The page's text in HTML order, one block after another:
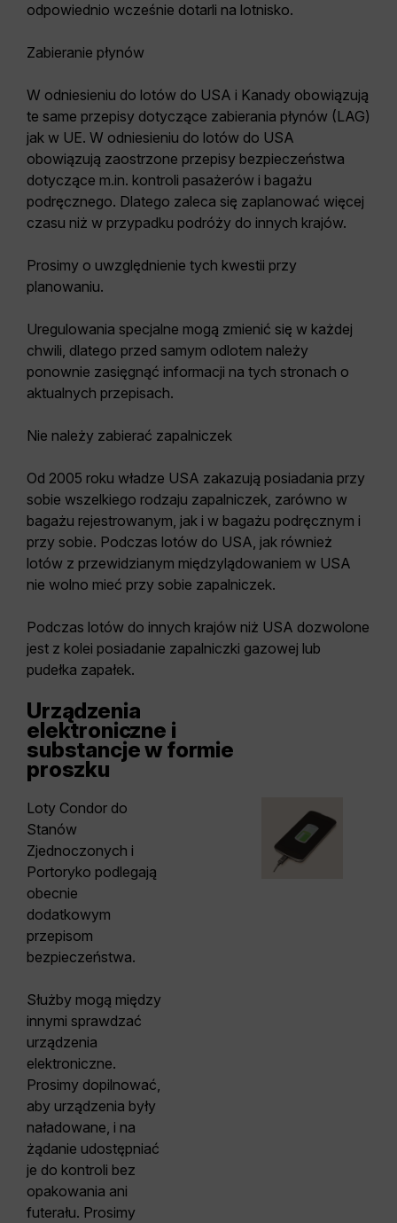
odpowiednio wcześnie dotarli na lotnisko.
Zabieranie płynów
W odniesieniu do lotów do USA i Kanady obowiązują
te same przepisy dotyczące zabierania płynów (LAG)
jak w UE. W odniesieniu do lotów do USA
obowiązują zaostrzone przepisy bezpieczeństwa
dotyczące m.in. kontroli pasażerów i bagażu
podręcznego. Dlatego zaleca się zaplanować więcej
czasu niż w przypadku podróży do innych krajów.
Prosimy o uwzględnienie tych kwestii przy
planowaniu.
Uregulowania specjalne mogą zmienić się w każdej
chwili, dlatego przed samym odlotem należy
ponownie zasięgnąć informacji na tych stronach o
aktualnych przepisach.
Nie należy zabierać zapalniczek
Od 2005 roku władze USA zakazują posiadania przy
sobie wszelkiego rodzaju zapalniczek, zarówno w
bagażu rejestrowanym, jak i w bagażu podręcznym i
przy sobie. Podczas lotów do USA, jak również
lotów z przewidzianym międzylądowaniem w USA
nie wolno mieć przy sobie zapalniczek.
Podczas lotów do innych krajów niż USA dozwolone
jest z kolei posiadanie zapalniczki gazowej lub
pudełka zapałek.
Urządzenia
elektroniczne i
substancje w formie
proszku
Loty Condor do
Stanów
Zjednoczonych i
Portoryko podlegają
obecnie
dodatkowym
przepisom
bezpieczeństwa.
Służby mogą między
innymi sprawdzać
urządzenia
elektroniczne.
Prosimy dopilnować,
aby urządzenia były
naładowane, i na
żądanie udostępniać
je do kontroli bez
opakowania ani
futerału. Prosimy